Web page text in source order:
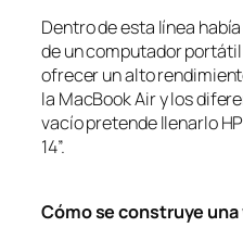
Dentro de esta línea
de un computador
ofrecer un alto
la MacBook Air y los
vacío pretende llenarlo
14”.
Cómo se construye